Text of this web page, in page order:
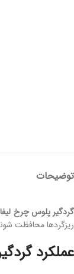
توضیحات
گردگیر پلوس چرخ لیفان 820
ریزگردها محافظت
عملکرد گردگیر